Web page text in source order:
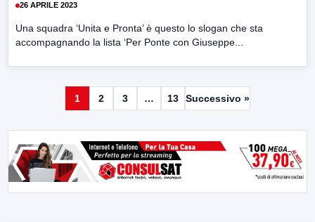
26 APRILE 2023
Una squadra ‘Unita e Pronta’ è questo lo slogan che sta
accompagnando la lista ‘Per Ponte con Giuseppe...
1 2 3 … 13 Successivo »